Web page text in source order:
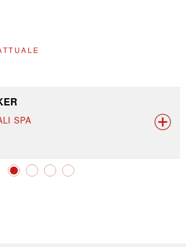
SPA